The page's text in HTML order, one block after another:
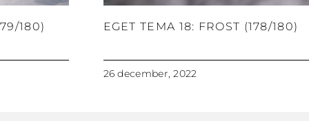
180) EGET TEMA 18: FROST (178/180)
26 december, 2022